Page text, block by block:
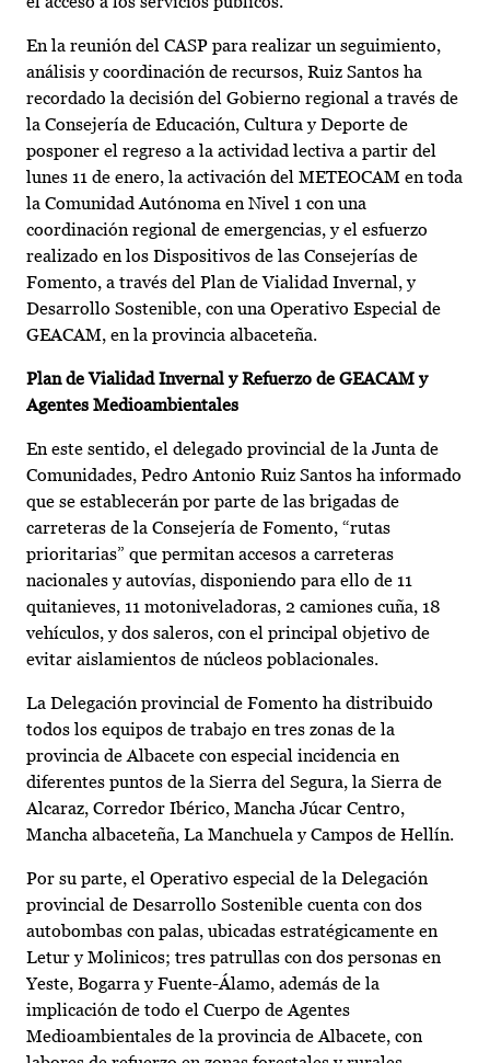
En la reunión del CASP para realizar un seguimiento,
análisis y coordinación de recursos, Ruiz Santos ha
recordado la decisión del Gobierno regional a través de
la Consejería de Educación, Cultura y Deporte de
posponer el regreso a la actividad lectiva a partir del
lunes 11 de enero, la activación del METEOCAM en toda
la Comunidad Autónoma en Nivel 1 con una
coordinación regional de emergencias, y el esfuerzo
realizado en los Dispositivos de las Consejerías de
Fomento, a través del Plan de Vialidad Invernal, y
Desarrollo Sostenible, con una Operativo Especial de
GEACAM, en la provincia albaceteña.
Plan de Vialidad Invernal y Refuerzo de GEACAM y
Agentes Medioambientales
En este sentido, el delegado provincial de la Junta de
Comunidades, Pedro Antonio Ruiz Santos ha informado
que se establecerán por parte de las brigadas de
carreteras de la Consejería de Fomento, “rutas
prioritarias” que permitan accesos a carreteras
nacionales y autovías, disponiendo para ello de 11
quitanieves, 11 motoniveladoras, 2 camiones cuña, 18
vehículos, y dos saleros, con el principal objetivo de
evitar aislamientos de núcleos poblacionales.
La Delegación provincial de Fomento ha distribuido
todos los equipos de trabajo en tres zonas de la
provincia de Albacete con especial incidencia en
diferentes puntos de la Sierra del Segura, la Sierra de
Alcaraz, Corredor Ibérico, Mancha Júcar Centro,
Mancha albaceteña, La Manchuela y Campos de Hellín.
Por su parte, el Operativo especial de la Delegación
provincial de Desarrollo Sostenible cuenta con dos
autobombas con palas, ubicadas estratégicamente en
Letur y Molinicos; tres patrullas con dos personas en
Yeste, Bogarra y Fuente-Álamo, además de la
implicación de todo el Cuerpo de Agentes
Medioambientales de la provincia de Albacete, con